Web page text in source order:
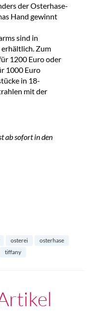
der Osterhase-
Hand gewinnt
sind in
Zum
1200 Euro oder
1000 Euro
in 18-
mit der
ab sofort in den
osterei
osterhase
tiffany